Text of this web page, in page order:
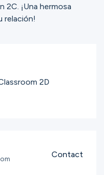
2C. ¡Una hermosa
relación!
2D
Contact